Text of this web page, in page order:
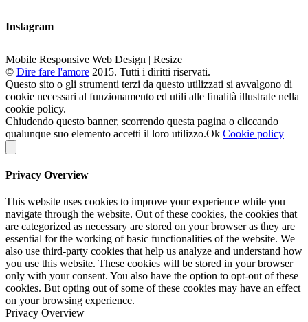
Instagram
Mobile Responsive Web Design | Resize
© Dire fare l'amore 2015. Tutti i diritti riservati.
Questo sito o gli strumenti terzi da questo utilizzati si avvalgono di
cookie necessari al funzionamento ed utili alle finalità illustrate nella
cookie policy.
Chiudendo questo banner, scorrendo questa pagina o cliccando
qualunque suo elemento accetti il loro utilizzo.Ok Cookie policy
Privacy Overview
This website uses cookies to improve your experience while you
navigate through the website. Out of these cookies, the cookies that
are categorized as necessary are stored on your browser as they are
essential for the working of basic functionalities of the website. We
also use third-party cookies that help us analyze and understand how
you use this website. These cookies will be stored in your browser
only with your consent. You also have the option to opt-out of these
cookies. But opting out of some of these cookies may have an effect
on your browsing experience.
Privacy Overview